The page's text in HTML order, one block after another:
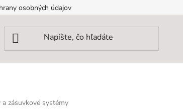
osobných údajov
zásuvkové systémy